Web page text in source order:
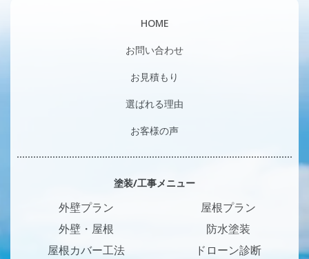
HOME
お問い合わせ
お見積もり
選ばれる理由
お客様の声
塗装/工事メニュー
外壁プラン
屋根プラン
外壁・屋根
防水塗装
屋根カバー工法
ドローン診断